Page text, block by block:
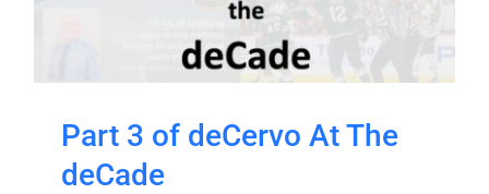
Part 3 of deCervo At The
deCade